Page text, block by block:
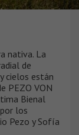
nativa. La
de
cielos están
PEZO VON
Bienal
los
Pezo y Sofía